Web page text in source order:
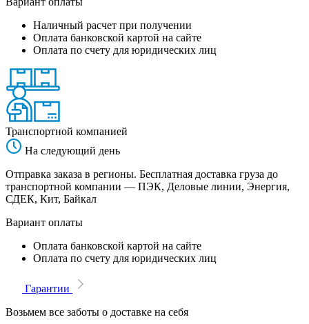
Наличный расчет при получении
Оплата банковской картой на сайте
Оплата по счету для юридических лиц
Транспортной компанией
На следующий день
Отправка заказа в регионы. Бесплатная доставка груза до
транспортной компании — ПЭК, Деловые линии, Энергия,
СДЕК, Кит, Байкал
Вариант оплаты
Оплата банковской картой на сайте
Оплата по счету для юридических лиц
Гарантии
Возьмем все заботы о доставке на себя